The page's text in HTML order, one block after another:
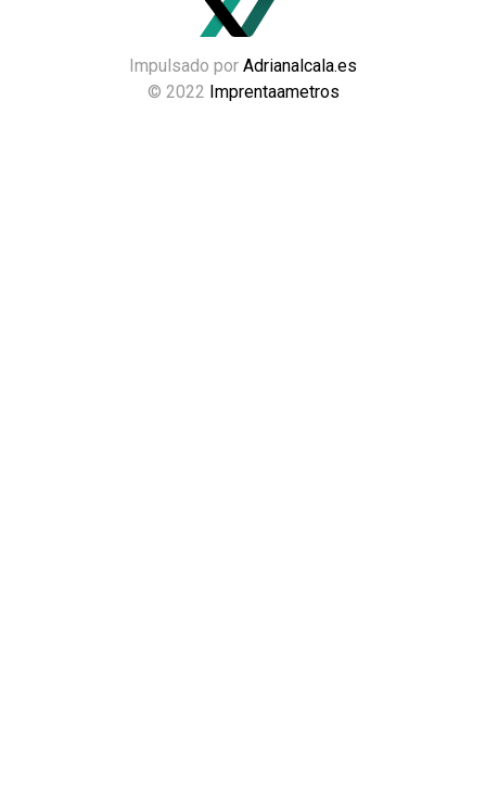
© 2022 Imprentaametros
Impulsado por Adrianalcala.es